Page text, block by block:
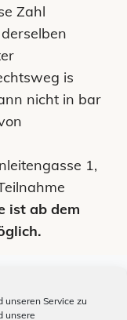
Service zu
unsere
Zahl
is
nicht in bar
1,
ist ab dem